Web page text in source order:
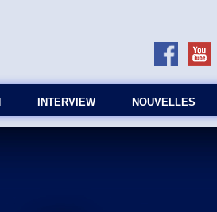
INTERVIEW NOUVELLES